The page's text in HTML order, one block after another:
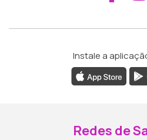
Instale a
Redes de